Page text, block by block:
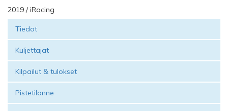
2019 / iRacing
Tiedot
Kuljettajat
Kilpailut & tulokset
Pistetilanne